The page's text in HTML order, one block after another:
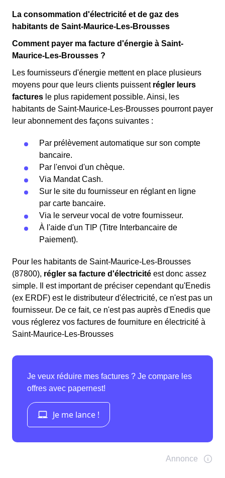
La consommation d'électricité et de gaz des
habitants de Saint-Maurice-Les-Brousses
Comment payer ma facture d'énergie à Saint-
Maurice-Les-Brousses ?
Les fournisseurs d'énergie mettent en place plusieurs
moyens pour que leurs clients puissent régler leurs
factures le plus rapidement possible. Ainsi, les
habitants de Saint-Maurice-Les-Brousses pourront payer
leur abonnement des façons suivantes :
Par prélèvement automatique sur son compte
bancaire.
Par l'envoi d'un chèque.
Via Mandat Cash.
Sur le site du fournisseur en réglant en ligne
par carte bancaire.
Via le serveur vocal de votre fournisseur.
À l'aide d'un TIP (Titre Interbancaire de
Paiement).
Pour les habitants de Saint-Maurice-Les-Brousses
(87800), régler sa facture d'électricité est donc assez
simple. Il est important de préciser cependant qu'Enedis
(ex ERDF) est le distributeur d'électricité, ce n'est pas un
fournisseur. De ce fait, ce n'est pas auprès d'Enedis que
vous réglerez vos factures de fourniture en électricité à
Saint-Maurice-Les-Brousses